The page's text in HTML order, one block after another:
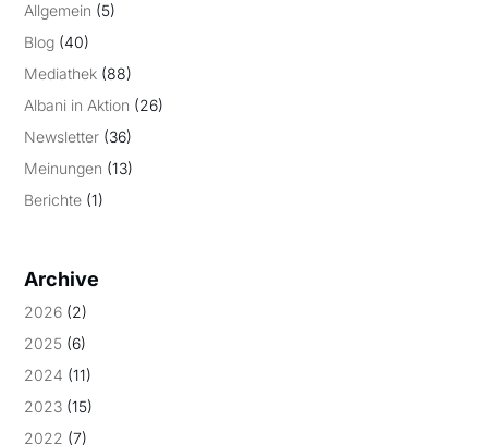
Allgemein (5)
Blog (40)
Mediathek (88)
Albani in Aktion (26)
Newsletter (36)
Meinungen (13)
Berichte (1)
Archive
2026 (2)
2025 (6)
2024 (11)
2023 (15)
2022 (7)